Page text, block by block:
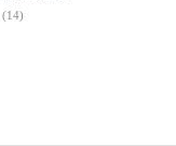
(14)